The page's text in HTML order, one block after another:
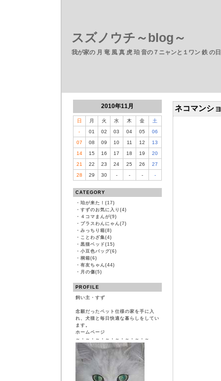
スズノウチ～blog～
我が家の 月 竜 風 真 虎 珀 音の７ニャンと１ワン 鉄 の
2010年11月
日 月 火 水 木 金
土
-
01 02 03 04 05
06
07
08 09 10 11 12
13
14
15 16 17 18 19
20
21
22 23 24 25 26
27
28
29 30 - - - -
CATEGORY
・ 珀が来た！(17)
・ すずのお気に入り(4)
・ ４コマまんが(9)
・ プラスわんにゃん(7)
・ みっちり箱(8)
・ ことわざ集(4)
・ 黒猫ベッド(15)
・ 小豆色バッグ(6)
・ 桐箱(6)
・ 有友ちゃん(44)
・ 月の傷(5)
PROFILE
飼い主・すず
念願だったペット仕様の家を手に入
れ、犬猫と毎日快適な暮らしをしてい
ます。
ホームページ
～・～・～・～・～・～・～・～
ネコマンシ